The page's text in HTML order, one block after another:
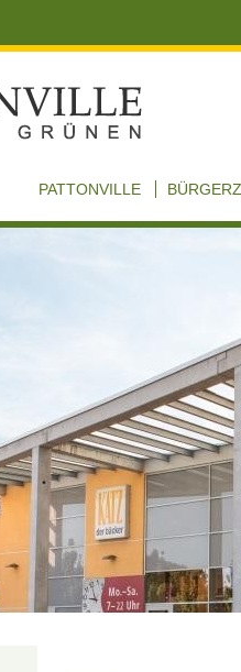
PATTONVILLE